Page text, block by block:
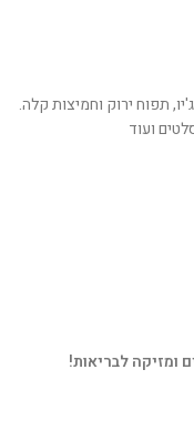
תפוח ירוק וחמיצות קלה.
ועוד
ומזיקה לבריאות!